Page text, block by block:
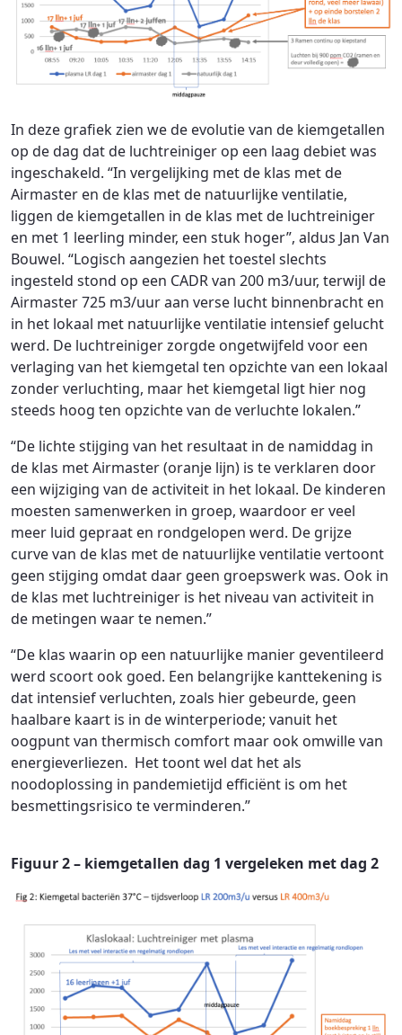
In deze grafiek zien we de evolutie van de kiemgetallen
op de dag dat de luchtreiniger op een laag debiet was
ingeschakeld. “In vergelijking met de klas met de
Airmaster en de klas met de natuurlijke ventilatie,
liggen de kiemgetallen in de klas met de luchtreiniger
en met 1 leerling minder, een stuk hoger”, aldus Jan Van
Bouwel. “Logisch aangezien het toestel slechts
ingesteld stond op een CADR van 200 m3/uur, terwijl de
Airmaster 725 m3/uur aan verse lucht binnenbracht en
in het lokaal met natuurlijke ventilatie intensief gelucht
werd. De luchtreiniger zorgde ongetwijfeld voor een
verlaging van het kiemgetal ten opzichte van een lokaal
zonder verluchting, maar het kiemgetal ligt hier nog
steeds hoog ten opzichte van de verluchte lokalen.”
“De lichte stijging van het resultaat in de namiddag in
de klas met Airmaster (oranje lijn) is te verklaren door
een wijziging van de activiteit in het lokaal. De kinderen
moesten samenwerken in groep, waardoor er veel
meer luid gepraat en rondgelopen werd. De grijze
curve van de klas met de natuurlijke ventilatie vertoont
geen stijging omdat daar geen groepswerk was. Ook in
de klas met luchtreiniger is het niveau van activiteit in
de metingen waar te nemen.”
“De klas waarin op een natuurlijke manier geventileerd
werd scoort ook goed. Een belangrijke kanttekening is
dat intensief verluchten, zoals hier gebeurde, geen
haalbare kaart is in de winterperiode; vanuit het
oogpunt van thermisch comfort maar ook omwille van
energieverliezen. Het toont wel dat het als
noodoplossing in pandemietijd efficiënt is om het
besmettingsrisico te verminderen.”
Figuur 2 – kiemgetallen dag 1 vergeleken met dag 2